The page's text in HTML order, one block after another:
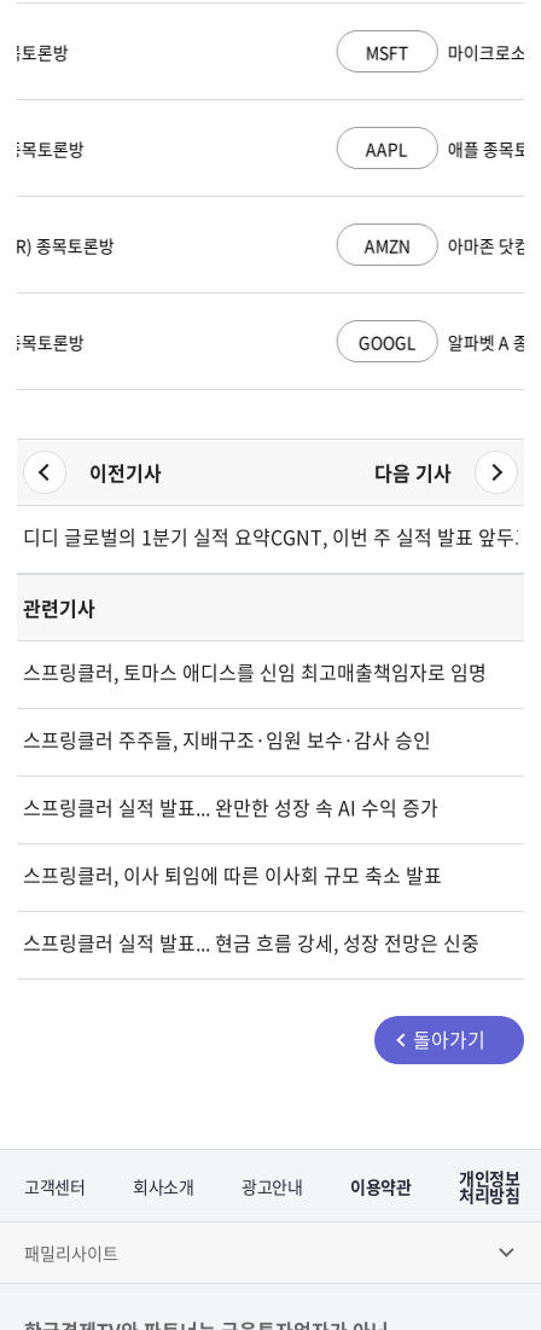
MSFT
AAPL
AMZN
GOOGL
이전기사 다음 기사
디디 글로벌의 1분기 실적 요약CGNT, 이번 주 실적 발표 앞두고
관련기사
스프링클러, 토마스 애디스를 신임 최고매출책임자로 임명
스프링클러 주주들, 지배구조·임원 보수·감사 승인
스프링클러 실적 발표... 완만한 성장 속 AI 수익 증가
스프링클러, 이사 퇴임에 따른 이사회 규모 축소 발표
스프링클러 실적 발표... 현금 흐름 강세, 성장 전망은 신중
돌아가기
고객센터 회사소개 광고안내 이용약관 개인정보
처리방침
패밀리사이트